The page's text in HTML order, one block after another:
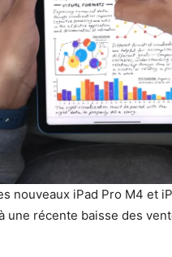
nouveaux iPad Pro M4 et
une récente baisse des